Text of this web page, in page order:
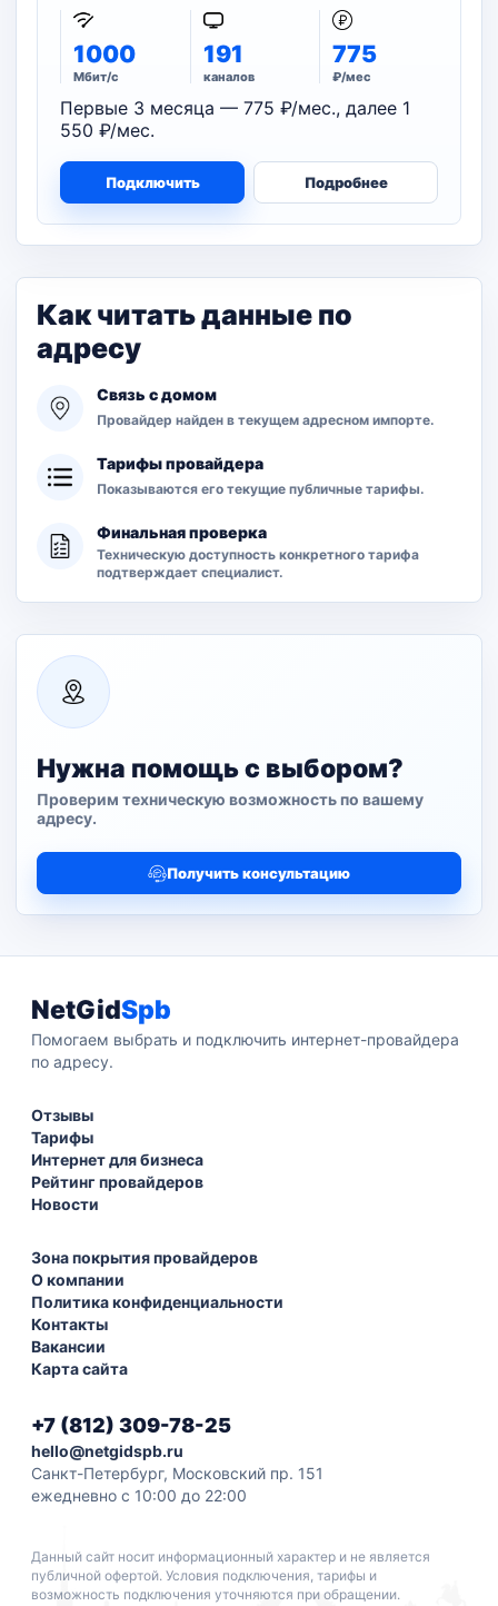
1000
Мбит/с
191
каналов
775
₽/мес
Первые 3 месяца — 775 ₽/мес., далее 1
550 ₽/мес.
Подключить Подробнее
Как читать данные по
адресу
Связь с домом
Провайдер найден в текущем адресном импорте.
Тарифы провайдера
Показываются его текущие публичные тарифы.
Финальная проверка
Техническую доступность конкретного тарифа
подтверждает специалист.
Нужна помощь с выбором?
Проверим техническую возможность по вашему
адресу.
Получить консультацию
NetGidSpb
Помогаем выбрать и подключить интернет-провайдера
по адресу.
Отзывы
Тарифы
Интернет для бизнеса
Рейтинг провайдеров
Новости
Зона покрытия провайдеров
О компании
Политика конфиденциальности
Контакты
Вакансии
Карта сайта
+7 (812) 309-78-25
hello@netgidspb.ru
Санкт-Петербург, Московский пр. 151
ежедневно с 10:00 до 22:00
Данный сайт носит информационный характер и не является
публичной офертой. Условия подключения, тарифы и
возможность подключения уточняются при обращении.